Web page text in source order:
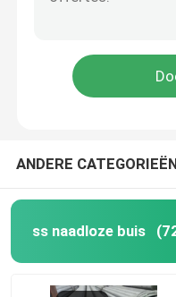
ANDERE
ss naadloze buis